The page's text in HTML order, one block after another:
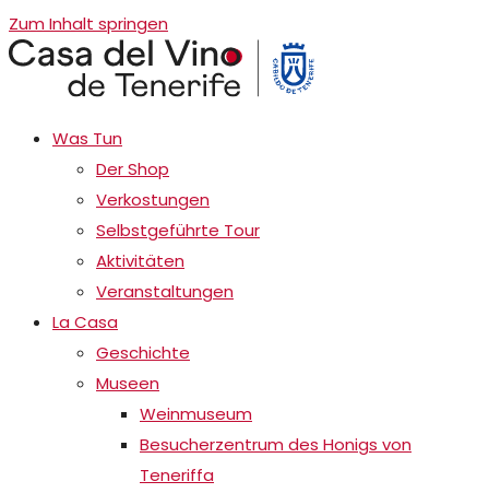
Zum Inhalt springen
Was Tun
Der Shop
Verkostungen
Selbstgeführte Tour
Aktivitäten
Veranstaltungen
La Casa
Geschichte
Museen
Weinmuseum
Besucherzentrum des Honigs von
Teneriffa